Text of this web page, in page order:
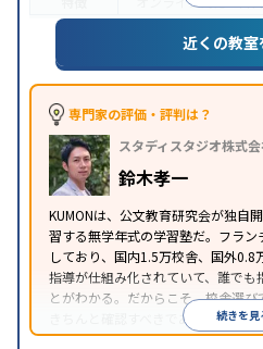
近くの教室
専門家の評価・評判は？
スタディスタジオ株式
鈴木孝一
KUMONは、公文教育研究会が独自
習する無学年式の学習塾だ。フラ
しており、国内1.5万校舎、国外
指導が仕組み化されていて、誰でも
とがわかる。だからこそ、校舎選
きちんと確認すべきである。近所
方見学してみることをオススメする
続きを見